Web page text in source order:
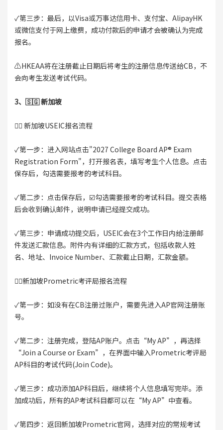
✓第三步：最后，以Visa或万事达信用卡、支付宝、AlipayHK
或微信支付于网上缴费，成功付款后的申请才会被确认为完成
报名。
⚠️HKEAA将在注册截止日期后将考生的注册信息传送给CB，不
会向考生发送考试代码。
3、🇸🇬 新加坡
👉🏻 新加坡USEIC报名流程
✓第一步：进入网站点击"2027 College Board AP® Exam
Registration Form"，打开报名表，填写考生个人信息。点击
保存后，勾选需要报考的考试科目。
✓第二步：点击保存后，☑️勾选需要报考的考试科目。提交表格
后会收到确认邮件，说明申请已经提交成功。
✓第三步：申请成功提交后，USEIC会在3个工作日内给注册邮
件发送汇款信息。附件内有详细的汇款方式，包括收款人姓
名、地址、Invoice Number、汇款截止日期，汇款金额。
👉🏻新加坡Prometric考评局报名流程
✓第一步：如没有在CB注册过账户，需要先进入AP官网注册账
号。
✓第二步：注册完成，登陆AP账户。点击“My AP”，再选择
“Join a Course or Exam”，在界面中输入Prometric考评局
AP科目的考试代码(Join Code)。
✓第三步：成功添加AP科目后，继续将个人信息填写完毕。添
加成功后，所有的AP考试科目都可以在“My AP”中查看。
✓第四步：返回新加坡Prometric官网，选择对应的常规考试